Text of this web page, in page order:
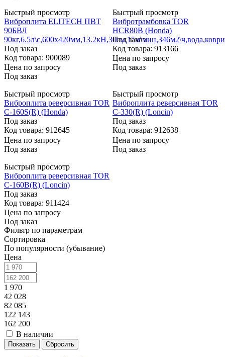
Быстрый просмотр
Виброплита ELITECH ПВТ
90БВЛ
Под заказ
Код товара: 900089
Цена по запросу
Под заказ
Быстрый просмотр
Вибротрамбовка TOR
HCR80B (Honda)
Под заказ
Код товара: 913166
Цена по запросу
Под заказ
Быстрый просмотр
Виброплита реверсивная TOR
C-160S(R) (Honda)
Под заказ
Код товара: 912645
Цена по запросу
Под заказ
Быстрый просмотр
Виброплита реверсивная TOR
C-330(R) (Loncin)
Под заказ
Код товара: 912638
Цена по запросу
Под заказ
Быстрый просмотр
Виброплита реверсивная TOR
C-160B(R) (Loncin)
Под заказ
Код товара: 911424
Цена по запросу
Под заказ
Фильтр по параметрам
Сортировка
По популярности (убывание)
Цена
1 970
42 028
82 085
122 143
162 200
В наличии
Сбросить